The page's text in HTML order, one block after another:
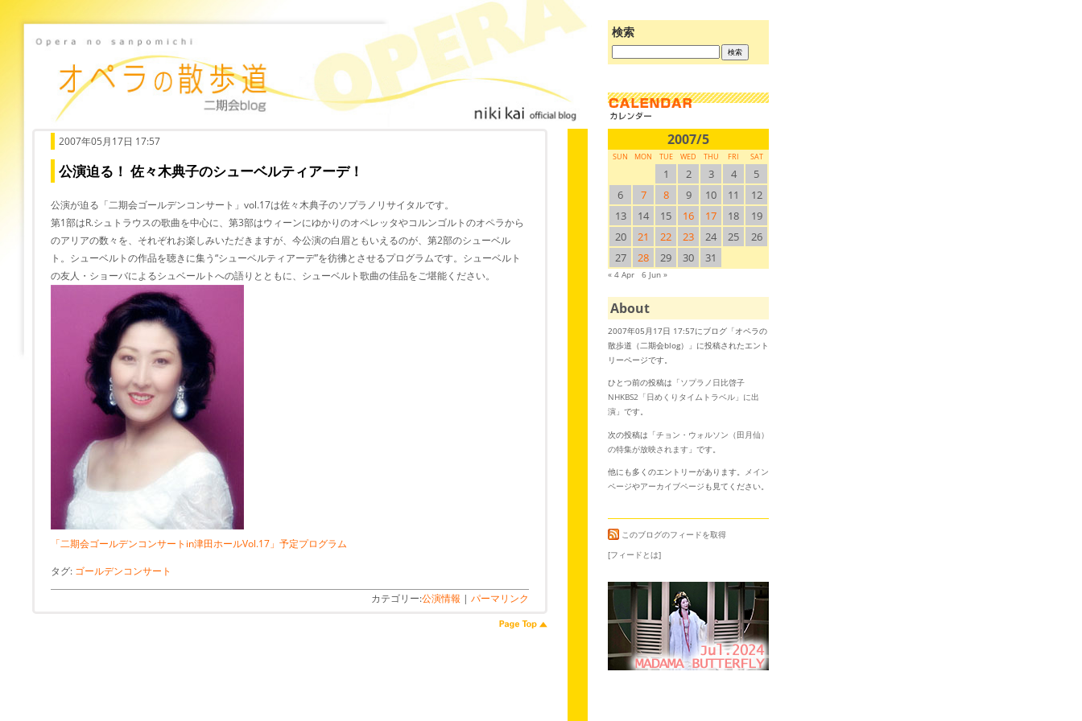
検索
ブ
ロ
検
索:
2007年05月17日 17:57
公演迫る！ 佐々木典子のシューベルティアーデ！
公演が迫る「二期会ゴールデンコンサート」vol.17は佐々木典子のソプラノリサイタルです。
第1部はR.シュトラウスの歌曲を中心に、第3部はウィーンにゆかりのオペレッタやコルンゴルトのオペラから
のアリアの数々を、それぞれお楽しみいただきますが、今公演の白眉ともいえるのが、第2部のシューベル
ト。シューベルトの作品を聴きに集う“シューベルティアーデ”を彷彿とさせるプログラムです。シューベルト
の友人・ショーバによるシュベールトへの語りとともに、シューベルト歌曲の佳品をご堪能ください。
「二期会ゴールデンコンサートin津田ホールVol.17」予定プログラム
タグ: ゴールデンコンサート
カテゴリー:公演情報 | パーマリンク
2007/5
SUN MON TUE WED THU FRI SAT
1 2 3 4
5
6
7 8 9 10 11
12
13
14 15 16 17 18
19
20
21 22 23 24 25
26
27
28 29 30 31
« 4 Apr 6 Jun »
About
2007年05月17日 17:57にブログ「オペラの
散歩道（二期会blog）」に投稿されたエント
リーページです。
ひとつ前の投稿は「ソプラノ日比啓子
NHKBS2「日めくりタイムトラベル」に出
演 」です。
次の投稿は「チョン・ウォルソン（田月仙）
の特集が放映されます 」です。
他にも多くのエントリーがあります。 メイン
ページやアーカイブページ も見てください。
このブログのフィードを取得
[フィードとは]